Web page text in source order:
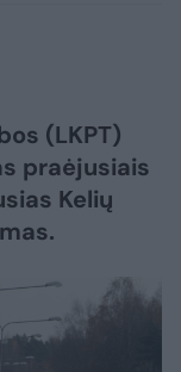
(LKPT)
praėjusiais
Kelių